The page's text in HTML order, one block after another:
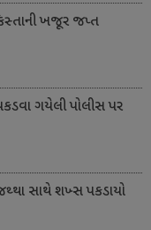
ખજૂર જપ્ત
ગયેલી પોલીસ પર
સાથે શખ્સ પકડાયો